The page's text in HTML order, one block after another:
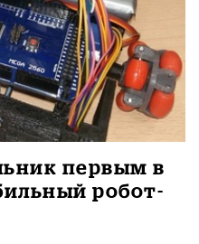
первым в
робот-